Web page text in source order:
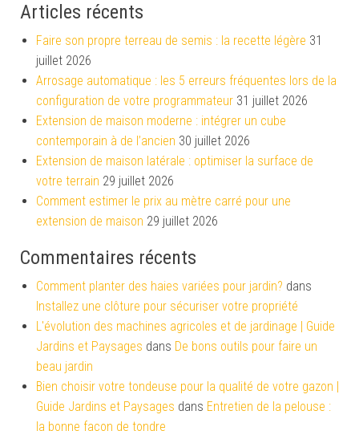
Articles récents
Faire son propre terreau de semis : la recette légère 31
juillet 2026
Arrosage automatique : les 5 erreurs fréquentes lors de la
configuration de votre programmateur 31 juillet 2026
Extension de maison moderne : intégrer un cube
contemporain à de l’ancien 30 juillet 2026
Extension de maison latérale : optimiser la surface de
votre terrain 29 juillet 2026
Comment estimer le prix au mètre carré pour une
extension de maison 29 juillet 2026
Commentaires récents
Comment planter des haies variées pour jardin? dans
Installez une clôture pour sécuriser votre propriété
L'évolution des machines agricoles et de jardinage | Guide
Jardins et Paysages dans De bons outils pour faire un
beau jardin
Bien choisir votre tondeuse pour la qualité de votre gazon |
Guide Jardins et Paysages dans Entretien de la pelouse :
la bonne façon de tondre